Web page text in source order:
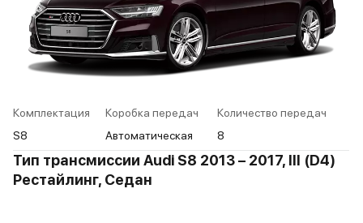
Комплектация Коробка передач
Количество передач
S8
Автоматическая 8
Тип трансмиссии Audi S8 2013 – 2017, III (D4)
Рестайлинг, Седан